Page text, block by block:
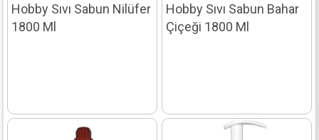
Hobby Sıvı Sabun Nilüfer
1800 Ml
Hobby Sıvı Sabun Bahar
Çiçeği 1800 Ml